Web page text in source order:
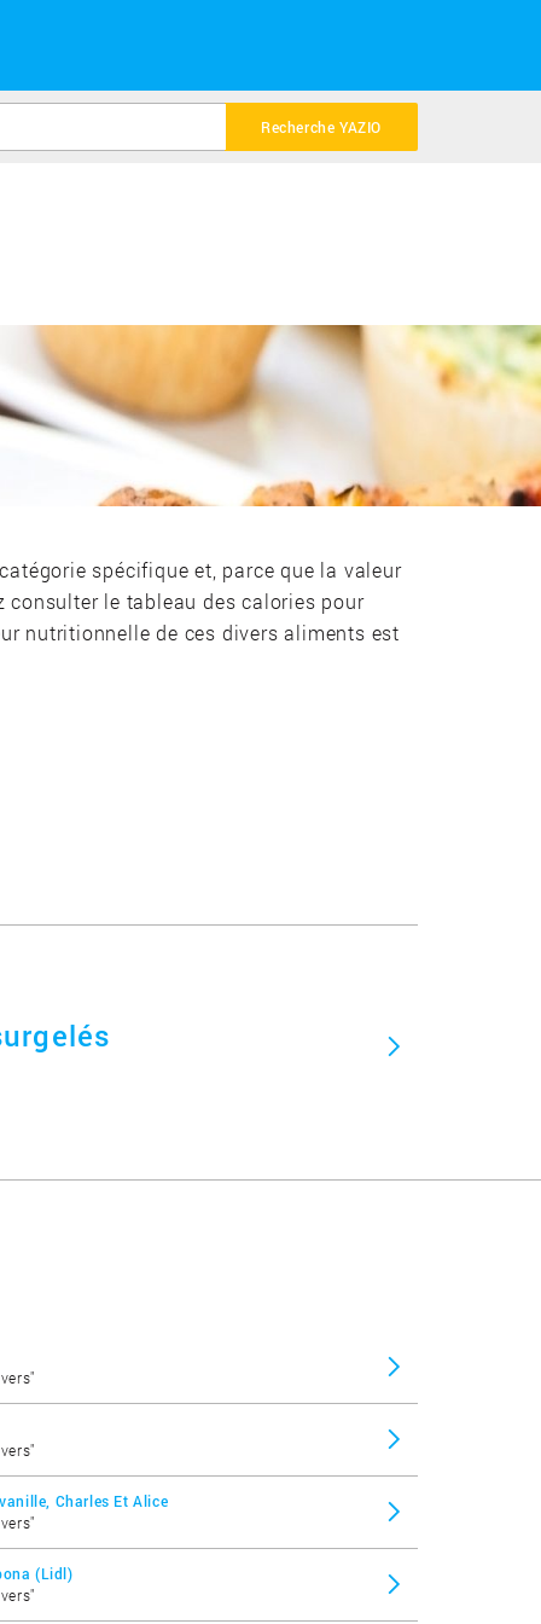
Recherche YAZIO
spécifique et, parce que la valeur
le tableau des calories pour
nutritionnelle de ces divers aliments est
Charles Et Alice
(Lidl)